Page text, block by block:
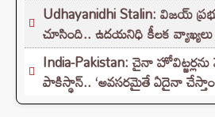
Udhayanidhi Stalin: విజయ్
చూసింది.. ఉదయనిధి కీలక వ్యాఖ్యలు
India-Pakistan: చైనా
పాకిస్థాన్.. ‘అవసరమైతే ఏదైనా